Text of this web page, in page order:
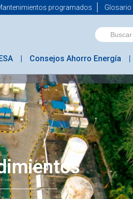
programados Glosario
Consejos Ahorro Energía